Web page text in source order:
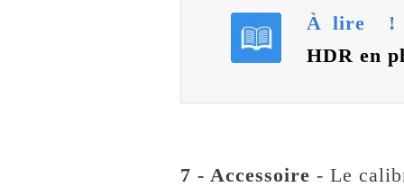
À lire
HDR en
7 - Accessoire - Le